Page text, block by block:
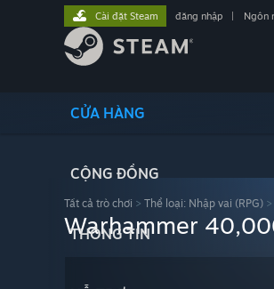
CỬA HÀNG
CỘNG ĐỒNG
THÔNG TIN
Cài đặt Steam đăng nhập Ngôn
Tất cả trò chơi > Thể loại: Nhập vai (RPG) >
Warhammer